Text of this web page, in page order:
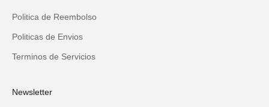
Politica de Reembolso
Politicas de Envios
Terminos de Servicios
Newsletter